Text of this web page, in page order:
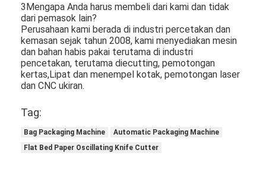
3Mengapa Anda harus membeli dari kami dan tidak
dari pemasok lain?
Perusahaan kami berada di industri percetakan dan
kemasan sejak tahun 2008, kami menyediakan mesin
dan bahan habis pakai terutama di industri
pencetakan, terutama diecutting, pemotongan
kertas,Lipat dan menempel kotak, pemotongan laser
dan CNC ukiran.
Tag:
Bag Packaging Machine
Automatic Packaging Machine
Flat Bed Paper Oscillating Knife Cutter